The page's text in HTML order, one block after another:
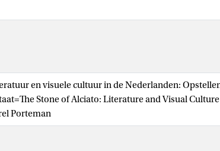
en visuele cultuur in de Nederlanden:
Stone of Alciato: Literature and Visual
Porteman